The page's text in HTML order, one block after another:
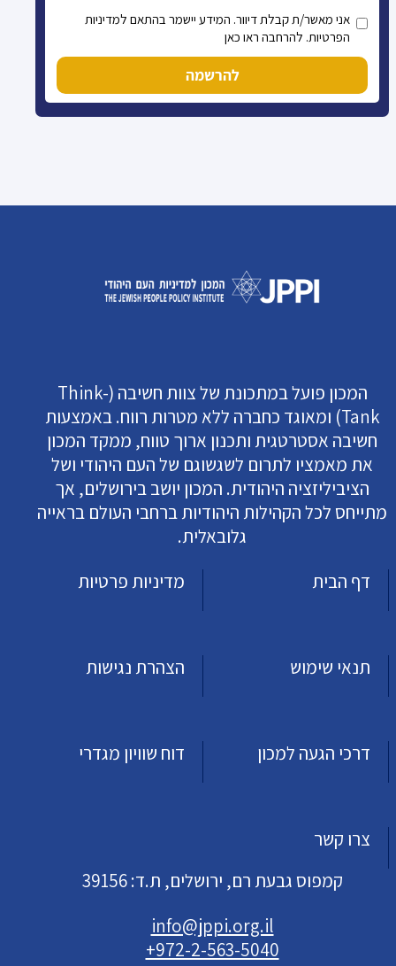
אני מאשר/ת קבלת דיוור. המידע יישמר בהתאם למדיניות
הפרטיות. להרחבה ראו כאן
להרשמה
המכון פועל במתכונת של צוות חשיבה (Think-
Tank) ומאוגד כחברה ללא מטרות רווח. באמצעות
חשיבה אסטרטגית ותכנון ארוך טווח, ממקד המכון
את מאמציו לתרום לשגשוגם של העם היהודי ושל
הציביליזציה היהודית. המכון יושב בירושלים, אך
מתייחס לכל הקהילות היהודיות ברחבי העולם בראייה
גלובאלית.
דף הבית
מדיניות פרטיות
תנאי שימוש הצהרת נגישות
דרכי הגעה למכון דוח שוויון מגדרי
צרו קשר
קמפוס גבעת רם, ירושלים, ת.ד: 39156
info@jppi.org.il
+972-2-563-5040